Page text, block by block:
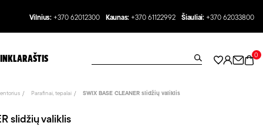
Vilnius: +370 62012300 Kaunas: +370 61122992 Šiauliai: +370 62033800
0
Parafinai, tepalai SWIX BASE CLEANER slidžių valiklis
slidžių valiklis